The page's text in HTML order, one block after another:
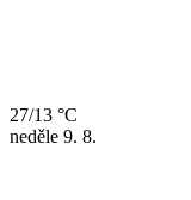
27/13 °C
neděle 9. 8.